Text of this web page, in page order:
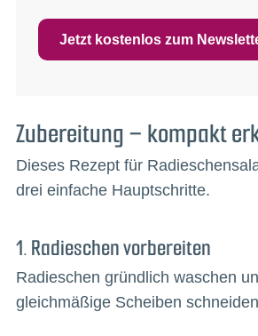
Jetzt kostenlos zum
Zubereitung – kompakt
Dieses Rezept für
drei einfache Hauptschritte.
1. Radieschen vorbereiten
Radieschen gründlich waschen
gleichmäßige Scheiben